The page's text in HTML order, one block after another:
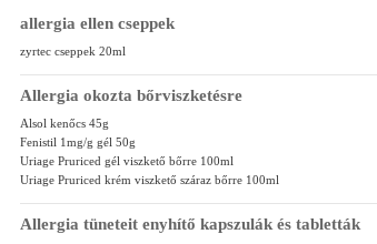
allergia ellen cseppek
zyrtec cseppek 20ml
Allergia okozta bőrviszketésre
Alsol kenőcs 45g
Fenistil 1mg/g gél 50g
Uriage Pruriced gél viszkető bőrre 100ml
Uriage Pruriced krém viszkető száraz bőrre 100ml
Allergia tüneteit enyhítő kapszulák és tabletták